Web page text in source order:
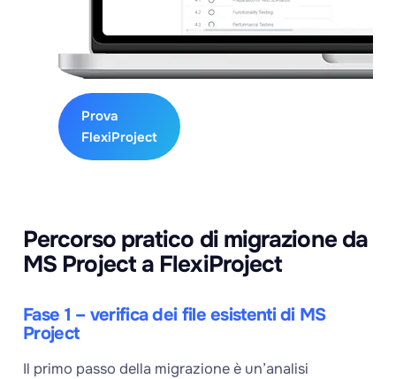
Prova
FlexiProject
Percorso pratico di migrazione da
MS Project a FlexiProject
Fase 1 – verifica dei file esistenti di MS
Project
Il primo passo della migrazione è un’analisi